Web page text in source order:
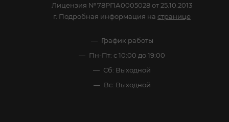
Лицензия №78РПА0005028 от 25.10.2013
г. Подробная информация на странице
График работы
Пн-Пт: с 10:00 до 19:00
Сб: Выходной
Вс: Выходной